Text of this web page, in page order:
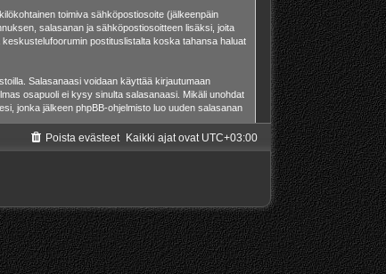
toimiva sähköpostiosoite (jälkeenpäin
salasanan ja sähköpostiosoitteen lisäksi, joita
postituslistalta koska tahansa haluat
Salasanaasi voidaan käyttää kirjautumaan
osapuoli ei kysy sinulta salasanaasi. Mikäli unohdat
jonka jälkeen phpBB-ohjelmisto luo uuden salasanan
Kaikki ajat ovat UTC+03:00
Poista evästeet